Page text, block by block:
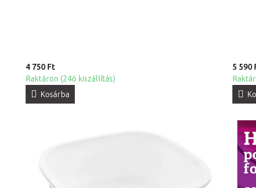
4 750 Ft
Raktáron (24ó kiszállítás)
Kosárba
5 590